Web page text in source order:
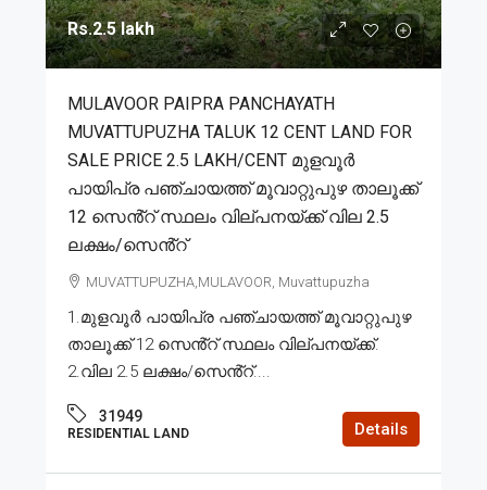
Rs.2.5 lakh
MULAVOOR PAIPRA PANCHAYATH
MUVATTUPUZHA TALUK 12 CENT LAND FOR
SALE PRICE 2.5 LAKH/CENT മുളവൂർ
പായിപ്ര പഞ്ചായത്ത് മൂവാറ്റുപുഴ താലൂക്ക്
12 സെൻ്റ് സ്ഥലം വില്പനയ്ക്ക് വില 2.5
ലക്ഷം/സെൻ്റ്
MUVATTUPUZHA,MULAVOOR, Muvattupuzha
1.മുളവൂർ പായിപ്ര പഞ്ചായത്ത് മൂവാറ്റുപുഴ
താലൂക്ക് 12 സെൻ്റ് സ്ഥലം വില്പനയ്ക്ക്.
2.വില 2.5 ലക്ഷം/സെൻ്റ്....
31949
RESIDENTIAL LAND Details